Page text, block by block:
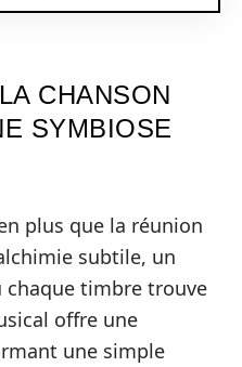
CHANSON
SYMBIOSE
plus que la réunion
subtile, un
chaque timbre trouve
offre une
une simple